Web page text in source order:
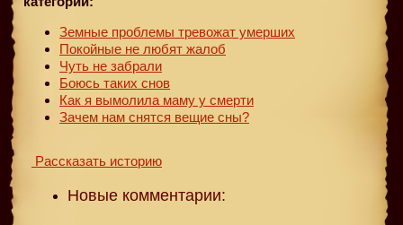
Земные проблемы тревожат умерших
Покойные не любят жалоб
Чуть не забрали
Боюсь таких снов
Как я вымолила маму у смерти
Зачем нам снятся вещие сны?
Рассказать историю
Новые комментарии: